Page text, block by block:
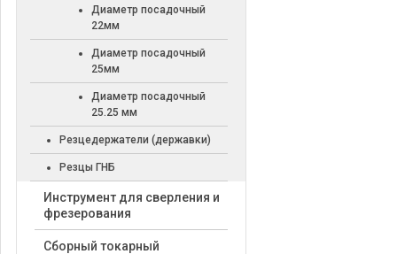
Диаметр посадочный
22мм
Диаметр посадочный
25мм
Диаметр посадочный
25.25 мм
Резцедержатели (державки)
Резцы ГНБ
Инструмент для сверления и
фрезерования
Сборный токарный